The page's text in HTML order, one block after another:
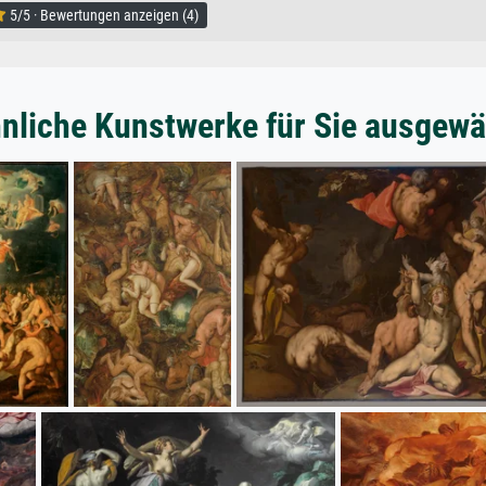
5/5 · Bewertungen anzeigen (4)
Kunstwerke für Sie